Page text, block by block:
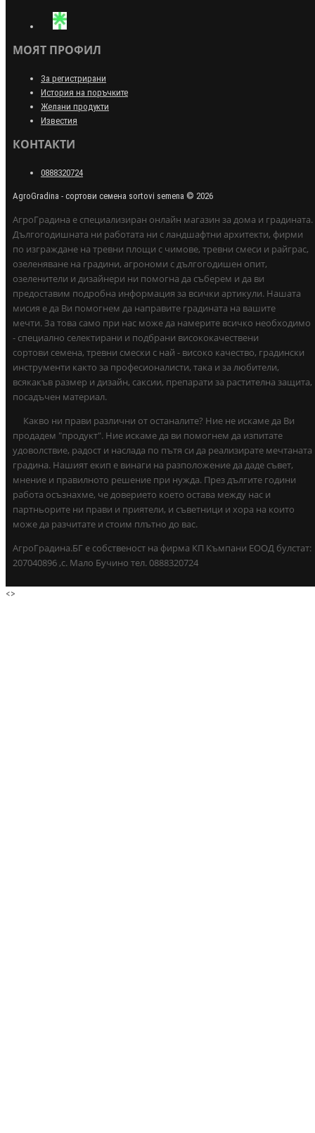
МОЯТ ПРОФИЛ
За регистрирани
История на поръчките
Желани продукти
Известия
КОНТАКТИ
0888320724
AgroGradina - сортови семена sortovi semena © 2026
АгроГрадина е специализиран онлайн магазин за дома и градината.
Дългогодишната ни работата ни с ландшафтни архитекти, фирми
по изграждане на тревни площи с чимове, тревни смеси и райграс,
озеленяване на градини, агрономи с дългогодишен опит,
озеленители и дизайнери ни помогна да съберем и да ви
предоставим подробна информация за всички артикули. Нашата
мисия е да Ви помогнем да направите градината на вашите
мечти. За това само при нас може да намерите всичко необходимо
- специално селектирани и подбрани висококачествени
сортови семена, тревни смески с най - високо качество, градински
инструменти както за професионалисти, така и за любители,
всякакъв размер и дизайн, саксии, препарати за растителна защита,
посадъчен материал.
Какво ни прави различни от останалите? Ние не искаме да Ви
продадем "продукт". Ние искаме да ви помогнем да изпитате
удоволствие, радост и наслада по пътя си да реализирате мечтаната
градина. Нашият екип е винаги на разположение да даде съвет,
мнение и правилното решение при нужда. През дългите години
работа осъзнахме, че доверието което остава между нас и
партньорите ни прави и приятели, и съветници и хора на които
може да разчитате и стоим плътно до вас.
АгроГрадина.БГ е собственост на фирма КП Къмпани ЕООД булстат:
207040896 ,с. Мало Бучино тел. 0888320724
<>